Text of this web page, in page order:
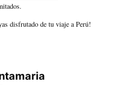
disfrutado de tu viaje a Perú!
dice: